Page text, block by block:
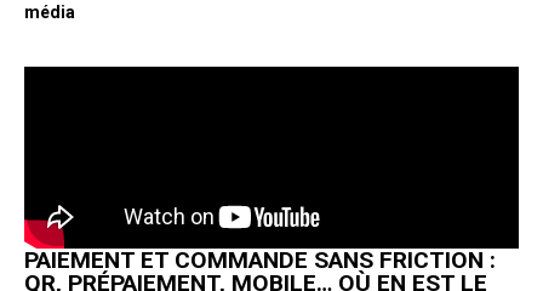
média
PAIEMENT ET COMMANDE SANS FRICTION :
QR, PRÉPAIEMENT, MOBILE… OÙ EN EST LE